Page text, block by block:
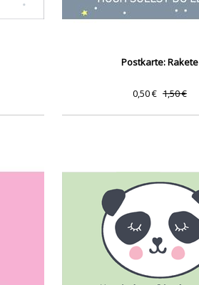
Postkarte: Rakete
0,50 € 1,50 €